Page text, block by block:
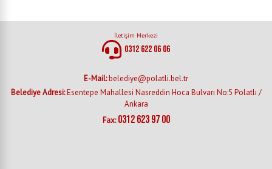
İletişim Merkezi
0312 622 06 06
E-Mail:belediye@polatli.bel.tr
Belediye Adresi:Esentepe Mahallesi Nasreddin Hoca Bulvarı No:5 Polatlı /
Ankara
Fax:0312 623 97 00